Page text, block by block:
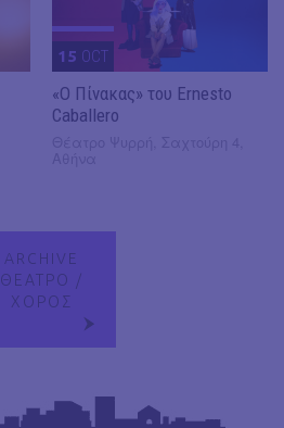
15 OCT
«Ο Πίνακας» του Ernesto
Caballero
ARCHIVE
ΘΕΑΤΡΟ /
ΧΟΡΟΣ